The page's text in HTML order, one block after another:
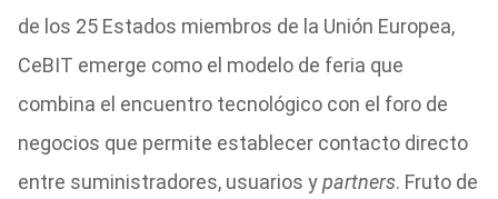
de los 25 Estados miembros de la Unión Europea,
CeBIT emerge como el modelo de feria que
combina el encuentro tecnológico con el foro de
negocios que permite establecer contacto directo
entre suministradores, usuarios ypartners. Fruto de